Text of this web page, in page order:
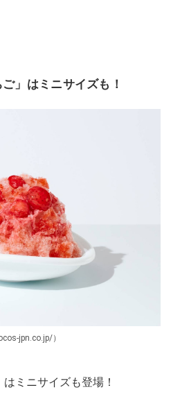
」はミニサイズも！
jpn.co.jp/）
ミニサイズも登場！